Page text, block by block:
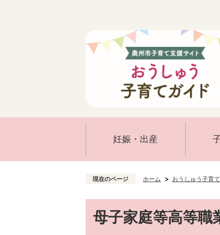
妊娠・出産
現在のページ ホーム おうしゅう子育
母子家庭等高等職